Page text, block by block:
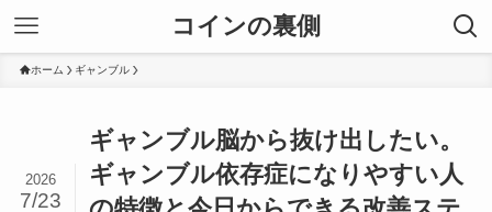
コインの裏側
ホーム ギャンブル
ギャンブル脳から抜け出したい。
ギャンブル依存症になりやすい人
2026
7/23